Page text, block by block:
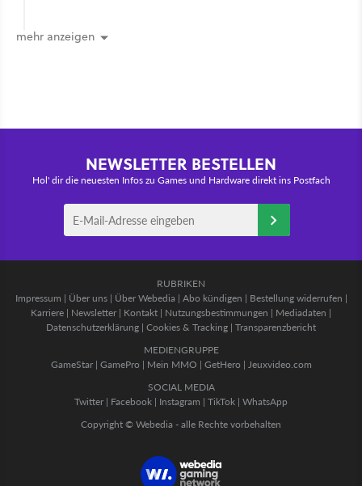
mehr anzeigen
NEWSLETTER BESTELLEN
Hol' dir die neuesten Infos zu Games und Hardware direkt ins Postfach
RUBRIKEN
Impressum | Über uns| Über Webedia | Abo kündigen | Bestellung widerrufen |
Karriere | Newsletter | Kontakt | Nutzungsbestimmungen | Mediadaten |
Datenschutzerklärung | Cookies & Tracking | Transparenzbericht
MEDIENGRUPPE
GameStar| GamePro | Mein MMO | GetHero | Jeuxvideo.com
SOCIAL MEDIA
Twitter | Facebook | Instagram | TikTok | WhatsApp
Copyright © Webedia - alle Rechte vorbehalten